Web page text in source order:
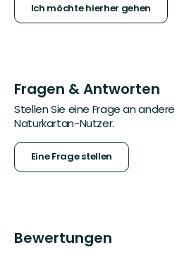
Ich möchte hierher gehen
Fragen & Antworten
Stellen Sie eine Frage an andere
Naturkartan-Nutzer.
Eine Frage stellen
Bewertungen